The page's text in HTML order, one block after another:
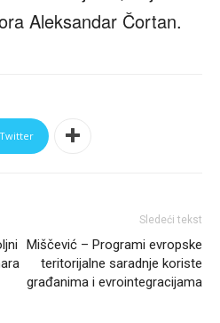
Aleksandar Čortan.
Twitter
Sledeći tekst
Miščević – Programi evropske
teritorijalne saradnje koriste
građanima i evrointegracijama